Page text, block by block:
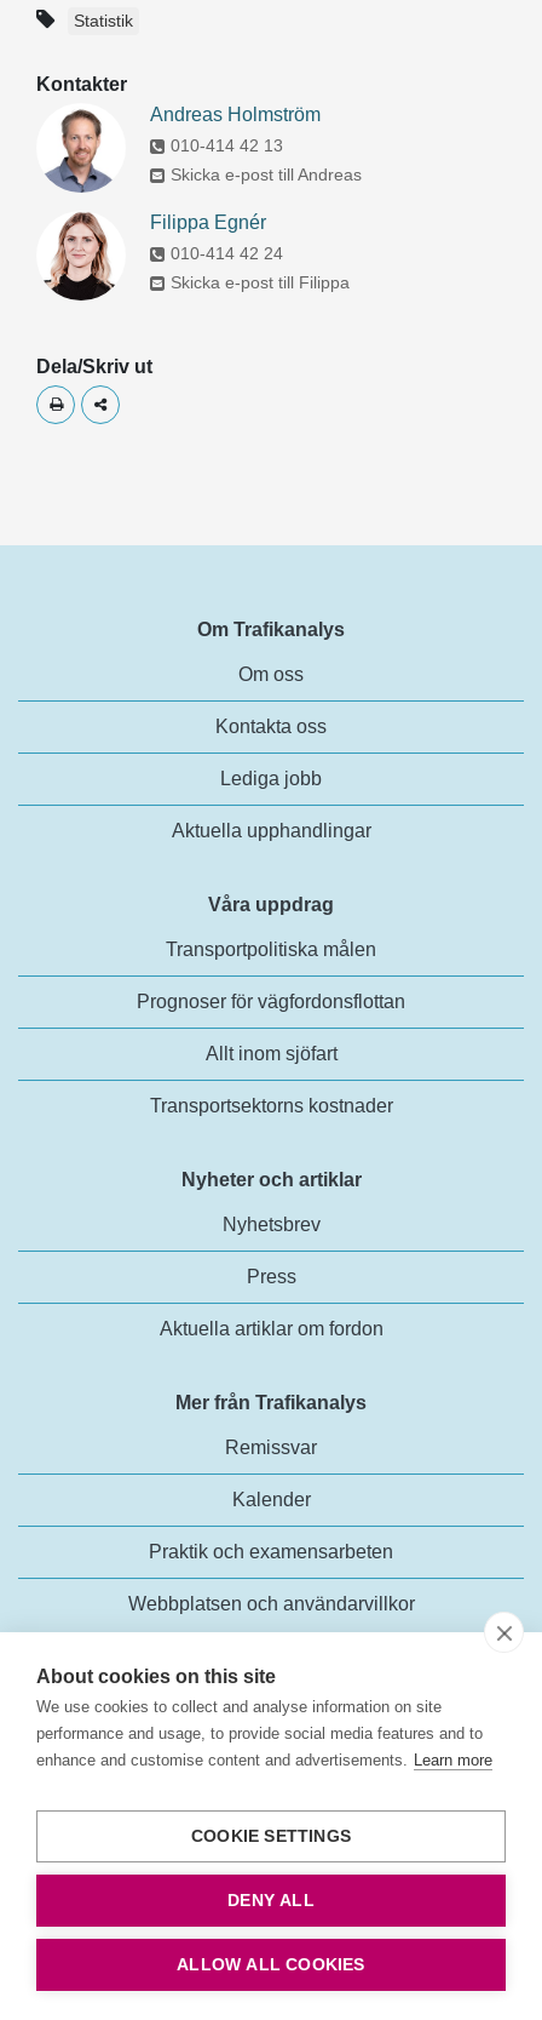
About cookies on this site
We use cookies to collect and analyse information on site
performance and usage, to provide social media features and to
enhance and customise content and advertisements. Learn more
COOKIE SETTINGS
DENY ALL
ALLOW ALL COOKIES
Statistik
Kontakter
Andreas Holmström
010-414 42 13
Skicka e-post till Andreas
Filippa Egnér
010-414 42 24
Skicka e-post till Filippa
Dela/Skriv ut
Skriv utDela
Om Trafikanalys
Om oss
Kontakta oss
Lediga jobb
Aktuella upphandlingar
Våra uppdrag
Transportpolitiska målen
Prognoser för vägfordonsflottan
Allt inom sjöfart
Transportsektorns kostnader
Nyheter och artiklar
Nyhetsbrev
Press
Aktuella artiklar om fordon
Mer från Trafikanalys
Remissvar
Kalender
Praktik och examensarbeten
Webbplatsen och användarvillkor
Rosenlundsgatan 54
118 63 Stockholm
+46 (0)10-414 42 00